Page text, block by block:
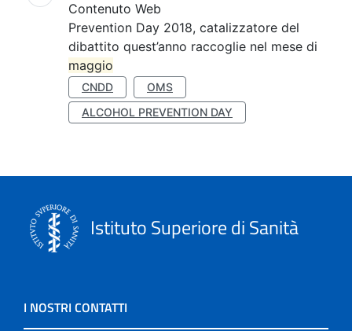
Contenuto Web
Prevention Day 2018, catalizzatore del
dibattito quest’anno raccoglie nel mese di
maggio
CNDD
OMS
ALCOHOL PREVENTION DAY
Istituto Superiore di Sanità
I NOSTRI CONTATTI